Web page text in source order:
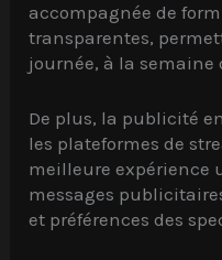
accompagnée de
transparentes,
journée, à la semaine
De plus, la publicité
les plateformes de
meilleure expérience
messages
et préférences des